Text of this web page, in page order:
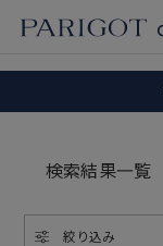
検索結果一覧
絞り込み